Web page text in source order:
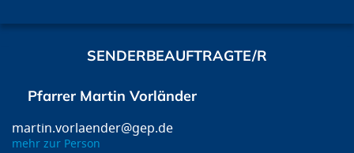
SENDERBEAUFTRAGTE/R
Pfarrer Martin Vorländer
martin.vorlaender@gep.de
mehr zur Person